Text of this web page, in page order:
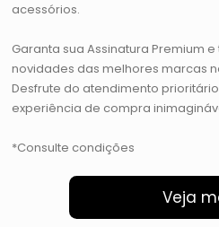
acessórios.
Garanta sua Assinatura Premium
novidades das melhores marcas
Desfrute do atendimento
experiência de compra
*Consulte condições
Veja